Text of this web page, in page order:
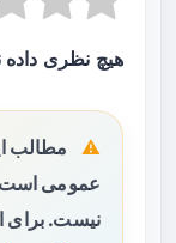
هیچ نظری
مطالب
عمومی است
نیست. برای